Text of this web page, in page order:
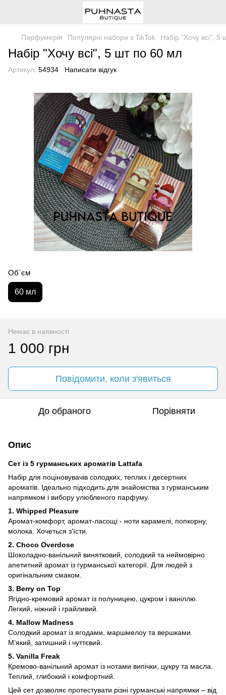
Парфумерія Популярні набори з TikTok Набір "Хочу всі", 5
Набір "Хочу всі", 5 шт по 60 мл
Артикул: 54934 Написати відгук
Об`єм
60 мл
Немає в наявності
1 000 грн
Повідомити, коли з'явиться
До обраного Порівняти
Опис
Сет із 5 гурманських ароматів Lattafa
Набір для поціновувачів солодких, теплих і десертних
ароматів. Ідеально підходить для знайомства з гурманським
напрямком і вибору улюбленого парфуму.
1. Whipped Pleasure
Аромат-комфорт, аромат-ласощі - ноти карамелі, попкорну,
молока. Хочеться з'їсти.
2. Choco Overdose
Шоколадно-ванільний винятковий, солодкий та неймовірно
апетитний аромат із гурманської категорії. Для людей з
оригінальним смаком.
3. Berry on Top
Ягідно-кремовий аромат із полуницею, цукром і ваніллю.
Легкий, ніжний і грайливий.
4. Mallow Madness
Солодкий аромат із ягодами, маршмелоу та вершками.
М’який, затишний і чуттєвий.
5. Vanilla Freak
Кремово-ванільний аромат із нотами випічки, цукру та масла.
Теплий, глибокий і комфортний.
Цей сет дозволяє протестувати різні гурманські напрямки – від